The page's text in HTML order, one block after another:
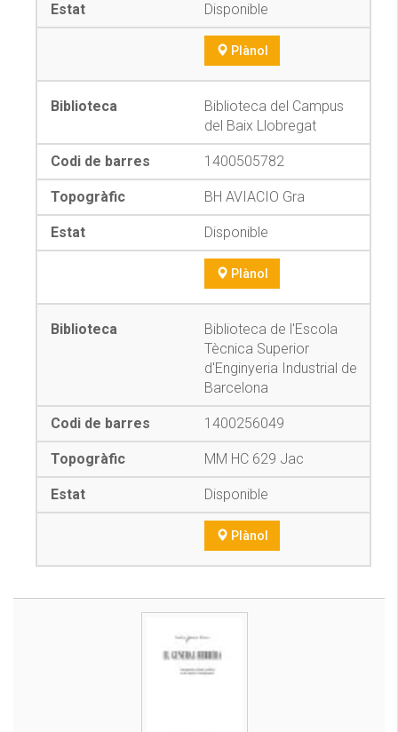
Disponible
Plànol
Biblioteca del Campus
del Baix Llobregat
1400505782
BH AVIACIO Gra
Disponible
Plànol
Biblioteca de l'Escola
Tècnica Superior
d'Enginyeria Industrial de
Barcelona
1400256049
MM HC 629 Jac
Disponible
Plànol